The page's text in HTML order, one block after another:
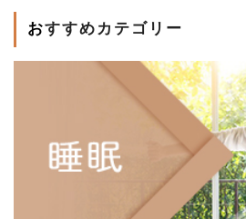
おすすめカテゴリー